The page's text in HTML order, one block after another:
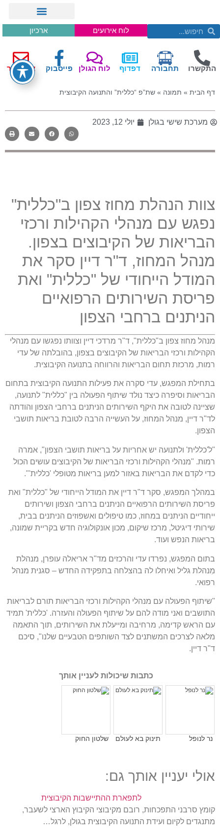
לוח אירועים ארכיון
התקשרו תחבורה דפדוף לוח הגולן פייסבוק צור קשר
דף הבית » תמונה » שת”פ “כללית” והתנועה הקיבוצית
מערכת שישי בגולן יולי 12, 2023
צוות הנהלת מחוז צפון ב"כללית"
נפגש עם מנהלי הקהילות ורכזי
הבריאות של הקיבוצים בצפון.
מנהל המחוז, ד"ר דיין סקר את
המודל הייחודי של "כללית" ואת
פריסת השירותים הרפואיים
הניתנים ברחבי הצפון
מנהל מחוז צפון ב"כללית", ד"ר מרדכי דיין וצוותו נפגשו עם מנהלי
הקהילות ורכזי הבריאות של הקיבוצים בצפון, בהובלתה של עדי
רמות, מרכזת תחום הבריאות והרווחה בתנועה הקיבוצית.
בתחילת המפגש, עדי סקרה את פעילות התנועה הקיבוצית בתחום
הבריאות וסיפרה כיצד נולד שיתוף הפעולה בין "כללית" לתנועה,
שציינה לטובה את היקף השירותים הניתנים ברחבי הצפון והודתה
לד"ר דיין, מנהל המחוז, על העשייה הרבה לטובת בריאות תושבי
הצפון.
"ל'כללית' ולתנועה יש אחריות על בריאות תושבי הצפון", אמרה
רמות. "מנהלי הקהילות ורכזי הבריאות של הקיבוצים עושים הכול
כדי לקדם את הבריאות באזור למען בריאות מטופלי 'כללית'".
במהלך המפגש, סקר ד"ר דיין את המודל הייחודי של "כללית" ואת
פריסת השירותים הרפואיים הניתנים ברחבי הצפון ושירותים
ייחודיים הניתנים במחוז, כמו טיפולים ואשפוזים הניתנים בבית,
שירותי דיגיטל, מרכז שיקום, מכון אונקולוגיה חדש בקריית שמונה,
בריאות הנפש ועוד.
בתום המפגש, נפרדו עדי והרכזים מד"ר אריאלה עופרן, מנהלת
מִנהלת גליל ואיחלו לה בהצלחה בתפקידה החדש – סגנית מנהל
רפואי.
"שיתוף הפעולה עם מנהלי הקהילות ורכזי הבריאות תורם לבריאות
התושבים ואני מודה להם על שיתוף הפעולה והעזרה. 'כללית' תמיד
עם הראש קדימה, מרחיבה ומייעלת את השירותים, תוך התאמה
מלאה לצרכים המשתנים לצד השותפים הטבעיים שלנו", סיכם
ד"ר דיין.
כתבות שיכולות לעניין אותך
נר לנופל תינוק בא לעולם שלטון החוק
אולי יעניין אותך גם:
לתפארת ההתיישבות הקיבוצית
קומץ סרבני התפכחות, רובם מקיבוצי הקיבוץ הארצי לשעבר,
מתנגדים לקיום ועידת התנועה הקיבוצית בגולן, לרגל…